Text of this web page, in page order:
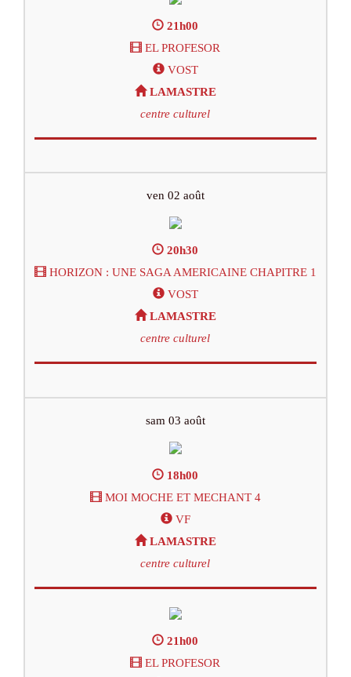
21h00
EL PROFESOR
VOST
LAMASTRE
centre culturel
ven 02 août
20h30
HORIZON : UNE SAGA AMERICAINE CHAPITRE 1
VOST
LAMASTRE
centre culturel
sam 03 août
18h00
MOI MOCHE ET MECHANT 4
VF
LAMASTRE
centre culturel
21h00
EL PROFESOR